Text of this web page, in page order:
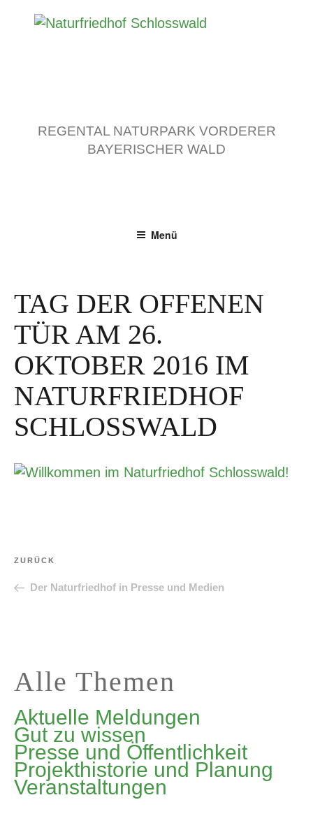
REGENTAL NATURPARK VORDERER
BAYERISCHER WALD
Menü
TAG DER OFFENEN
TÜR AM 26.
OKTOBER 2016 IM
NATURFRIEDHOF
SCHLOSSWALD
Beitragsnavigation
Vorheriger
ZURÜCK
Der Naturfriedhof in Presse und Medien
Alle Themen
Aktuelle Meldungen
Gut zu wissen
Presse und Öffentlichkeit
Projekthistorie und Planung
Veranstaltungen